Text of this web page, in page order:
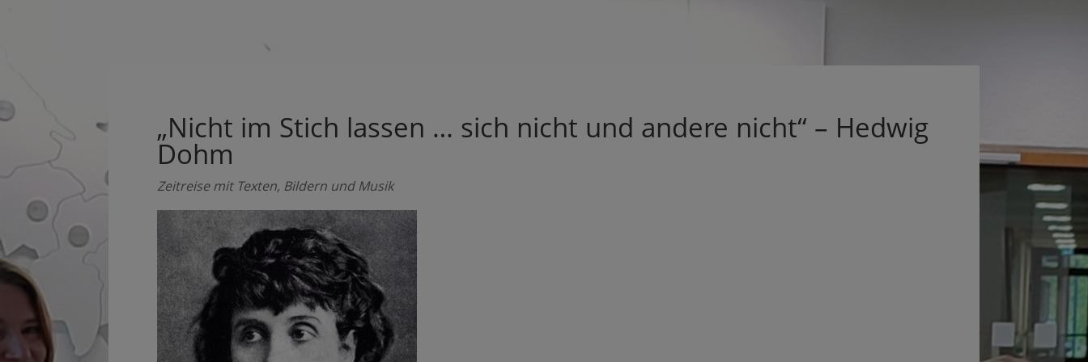
„Nicht im Stich lassen … sich nicht und andere nicht“ – Hedwig
Dohm
Zeitreise mit Texten, Bildern und Musik